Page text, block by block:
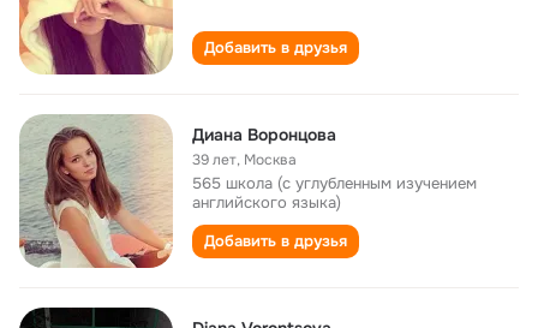
Добавить в друзья
Диана Воронцова
39 лет, Москва
565 школа (с углубленным изучением
английского языка)
Добавить в друзья